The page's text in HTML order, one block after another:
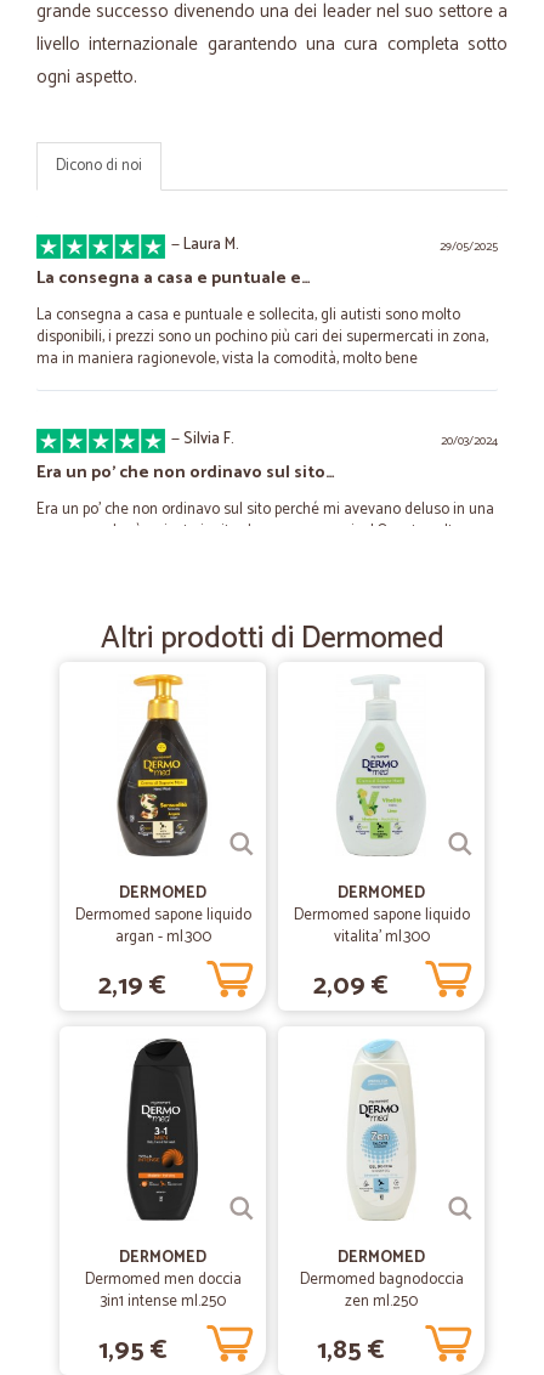
grande successo divenendo una dei leader nel suo settore a
livello internazionale garantendo una cura completa sotto
ogni aspetto.
Dicono di noi
29/05/2025
—Laura M.
La consegna a casa e puntuale e…
La consegna a casa e puntuale e sollecita, gli autisti sono molto
disponibili, i prezzi sono un pochino più cari dei supermercati in zona,
ma in maniera ragionevole, vista la comodità, molto bene
20/03/2024
—Silvia F.
Era un po’ che non ordinavo sul sito…
Era un po’ che non ordinavo sul sito perché mi avevano deluso in una
consegna che è arrivata in ritardo senza preavviso! Questa volta
— Vincenzo C.
Ottima transazione
Ottima transazione
—Gianluca R.
Peccato che non consegnate al piano…
di esselunga nei prodotti
04/11/2020
Katia P.
Servizio di consegna puntuale e…
Servizio di consegna puntuale e accurato.
Earl H.
Fast, dependable service.
16/06/2020
—Paolo T.
veloci ottimi prodotti qualita e prezzo
veloci ottimi prodotti qualita e prezzo
Altri prodotti di Dermomed
DERMOMED
Dermomed sapone liquido
argan - ml.300
2,19 €
DERMOMED
Dermomed sapone liquido
vitalita' ml.300
2,09 €
DERMOMED
Dermomed men doccia
3in1 intense ml.250
1,95 €
DERMOMED
Dermomed bagnodoccia
zen ml.250
1,85 €